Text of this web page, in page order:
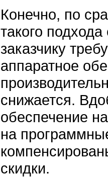
Конечно, по
такого
заказчику
аппаратное
снижается.
обеспечение
на
скидки.